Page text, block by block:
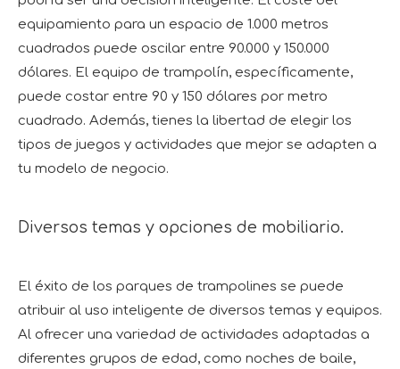
equipamiento para un espacio de 1.000 metros
cuadrados puede oscilar entre 90.000 y 150.000
dólares. El equipo de trampolín, específicamente,
puede costar entre 90 y 150 dólares por metro
cuadrado. Además, tienes la libertad de elegir los
tipos de juegos y actividades que mejor se adapten a
tu modelo de negocio.
Diversos temas y opciones de mobiliario.
El éxito de los parques de trampolines se puede
atribuir al uso inteligente de diversos temas y equipos.
Al ofrecer una variedad de actividades adaptadas a
diferentes grupos de edad, como noches de baile,